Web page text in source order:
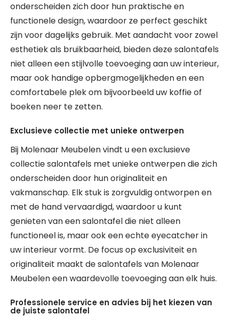
onderscheiden zich door hun praktische en
functionele design, waardoor ze perfect geschikt
zijn voor dagelijks gebruik. Met aandacht voor zowel
esthetiek als bruikbaarheid, bieden deze salontafels
niet alleen een stijlvolle toevoeging aan uw interieur,
maar ook handige opbergmogelijkheden en een
comfortabele plek om bijvoorbeeld uw koffie of
boeken neer te zetten.
Exclusieve collectie met unieke ontwerpen
Bij Molenaar Meubelen vindt u een exclusieve
collectie salontafels met unieke ontwerpen die zich
onderscheiden door hun originaliteit en
vakmanschap. Elk stuk is zorgvuldig ontworpen en
met de hand vervaardigd, waardoor u kunt
genieten van een salontafel die niet alleen
functioneel is, maar ook een echte eyecatcher in
uw interieur vormt. De focus op exclusiviteit en
originaliteit maakt de salontafels van Molenaar
Meubelen een waardevolle toevoeging aan elk huis.
Professionele service en advies bij het kiezen van
de juiste salontafel